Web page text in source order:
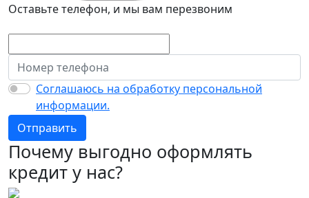
Оставьте телефон, и мы вам перезвоним
Соглашаюсь на обработку персональной
информации.
Отправить
Почему выгодно оформлять
кредит у нас?